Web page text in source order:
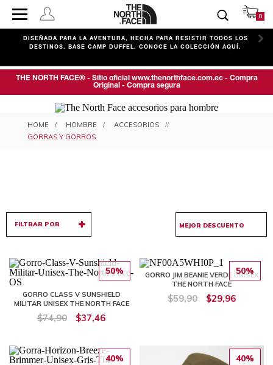
0
DISEÑADA PARA LA AVENTURA, HECHA PARA RESISTIR TODOS LOS
DESTINOS. BASE CAMP DUFFEL. CONOCE LA COLECCIÓN AQUÍ.
THE NORTH FACE® - Sitio oficial www.thenorthface.com.ec - Compra
Original - Compra segura
GORRAS Y GORROS PARA
HOMBRE
ACCESORIOS
GORRAS Y GORROS
FILTRAR POR
50%
GORRO CLASS V SUNSHIELD
MILITAR UNISEX THE NORTH FACE
$74,90 $37,46
50%
GORRO JIM BEANIE VERDE UNISEX
THE NORTH FACE
$59,90 $29,96
40% 40%